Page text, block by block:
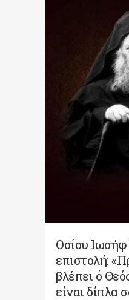
Οσίου
επιστολή:
βλέπει ό
είναι δίπλα